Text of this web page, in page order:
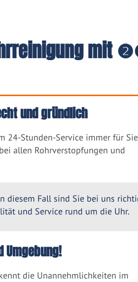
mit
und gründlich
24-Stunden-Service immer für
allen Rohrverstopfungen und
diesem Fall sind Sie bei uns
und Service rund um die Uhr.
die Unannehmlichkeiten im